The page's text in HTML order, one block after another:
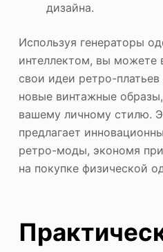
дизайна.
Используя генераторы
интеллектом, вы можете
свои идеи ретро-
новые винтажные
вашему личному стилю.
предлагает
ретро-моды, экономя
на покупке физической